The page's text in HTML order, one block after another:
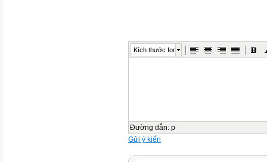
Kích thước font
Đường dẫn: p
Gửi ý kiến